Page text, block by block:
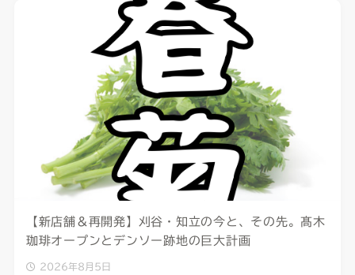
【新店舗＆再開発】刈谷・知立の今と、その先。髙木
珈琲オープンとデンソー跡地の巨大計画
2026年8月5日